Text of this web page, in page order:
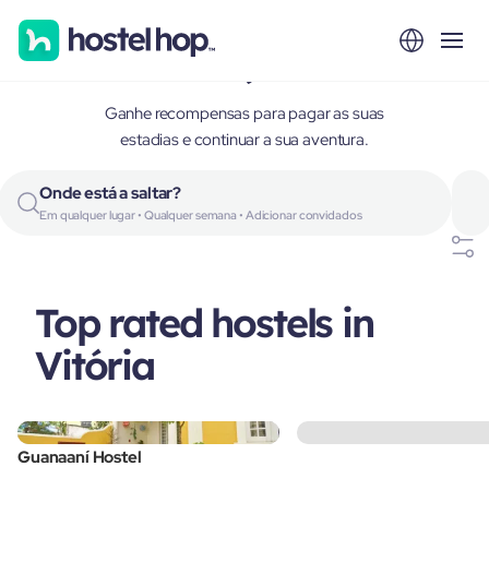
Vitória, Brazil
Ganhe recompensas para pagar as suas
estadias e continuar a sua aventura.
Onde está a saltar?
Em qualquer lugar • Qualquer semana • Adicionar convidados
Top rated hostels in
Vitória
Guanaaní Hostel